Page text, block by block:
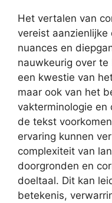
Het vertalen van
vereist
nuances en
nauwkeurig over
een kwestie van
maar ook van het
vakterminologie en
de tekst
ervaring kunnen
complexiteit van
doorgronden en
doeltaal. Dit kan
betekenis,